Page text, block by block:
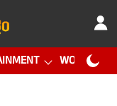
WORLD CUP